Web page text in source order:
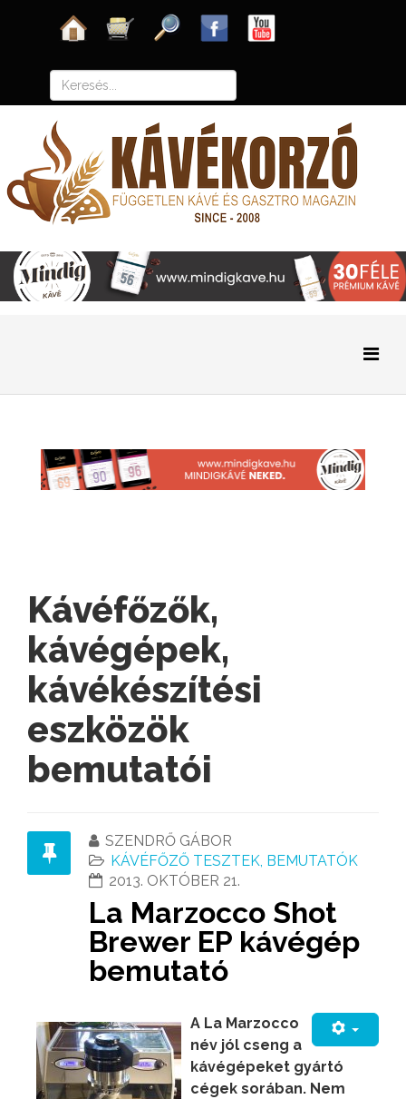
Kávéfőzők,
kávégépek,
kávékészítési
eszközök
bemutatói
SZENDRŐ GÁBOR
KÁVÉFŐZŐ TESZTEK, BEMUTATÓK
2013. OKTÓBER 21.
La Marzocco Shot
Brewer EP kávégép
bemutató
A La Marzocco
név jól cseng a
kávégépeket gyártó
cégek sorában. Nem